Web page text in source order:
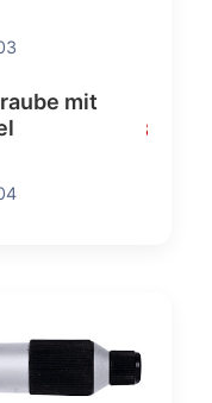
mit
82,70